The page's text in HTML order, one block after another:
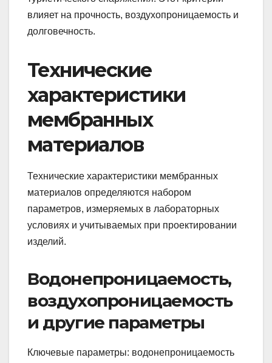
влияет на прочность, воздухопроницаемость и
долговечность.
Технические
характеристики
мембранных
материалов
Технические характеристики мембранных
материалов определяются набором
параметров, измеряемых в лабораторных
условиях и учитываемых при проектировании
изделий.
Водонепроницаемость,
воздухопроницаемость
и другие параметры
Ключевые параметры: водонепроницаемость